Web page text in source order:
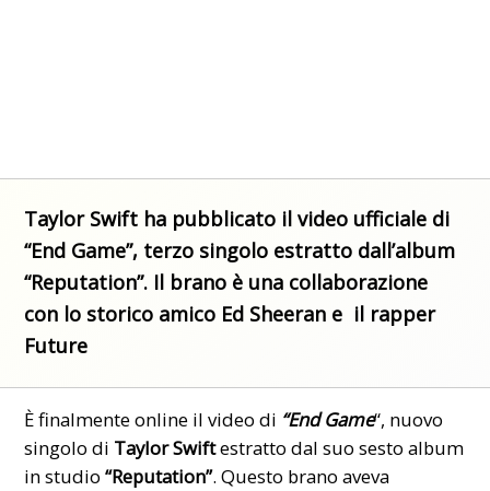
Taylor Swift ha pubblicato il video ufficiale di
“End Game”, terzo singolo estratto dall’album
“Reputation”. Il brano è una collaborazione
con lo storico amico Ed Sheeran e il rapper
Future
È finalmente online il video di “End Game“, nuovo
singolo di Taylor Swiftestratto dal suo sesto album
in studio“Reputation”. Questo brano aveva